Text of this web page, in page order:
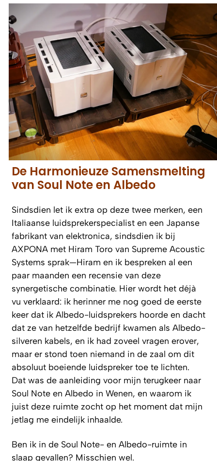
De Harmonieuze Samensmelting
van Soul Note en Albedo
Sindsdien let ik extra op deze twee merken, een
Italiaanse luidsprekerspecialist en een Japanse
fabrikant van elektronica, sindsdien ik bij
AXPONA met Hiram Toro van Supreme Acoustic
Systems sprak—Hiram en ik bespreken al een
paar maanden een recensie van deze
synergetische combinatie. Hier wordt het déjà
vu verklaard: ik herinner me nog goed de eerste
keer dat ik Albedo-luidsprekers hoorde en dacht
dat ze van hetzelfde bedrijf kwamen als Albedo-
silveren kabels, en ik had zoveel vragen erover,
maar er stond toen niemand in de zaal om dit
absoluut boeiende luidspreker toe te lichten.
Dat was de aanleiding voor mijn terugkeer naar
Soul Note en Albedo in Wenen, en waarom ik
juist deze ruimte zocht op het moment dat mijn
jetlag me eindelijk inhaalde.
Ben ik in de Soul Note- en Albedo-ruimte in
slaap gevallen? Misschien wel.